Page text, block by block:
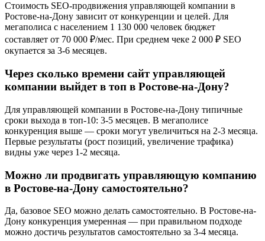
Стоимость SEO-продвижения управляющей компании в
Ростове-на-Дону зависит от конкуренции и целей. Для
мегаполиса с населением 1 130 000 человек бюджет
составляет от 70 000 ₽/мес. При среднем чеке 2 000 ₽ SEO
окупается за 3-6 месяцев.
Через сколько времени сайт управляющей
компании выйдет в топ в Ростове-на-Дону?
Для управляющей компании в Ростове-на-Дону типичные
сроки выхода в топ-10: 3-5 месяцев. В мегаполисе
конкуренция выше — сроки могут увеличиться на 2-3 месяца.
Первые результаты (рост позиций, увеличение трафика)
видны уже через 1-2 месяца.
Можно ли продвигать управляющую компанию
в Ростове-на-Дону самостоятельно?
Да, базовое SEO можно делать самостоятельно. В Ростове-на-
Дону конкуренция умеренная — при правильном подходе
можно достичь результатов самостоятельно за 3-4 месяца.